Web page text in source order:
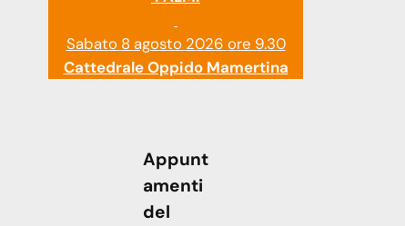
Sabato 8 agosto 2026 ore 9.30
Cattedrale Oppido Mamertina
Appunt
amenti
del